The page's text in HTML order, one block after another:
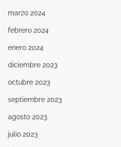
marzo 2024
febrero 2024
enero 2024
diciembre 2023
octubre 2023
septiembre 2023
agosto 2023
julio 2023